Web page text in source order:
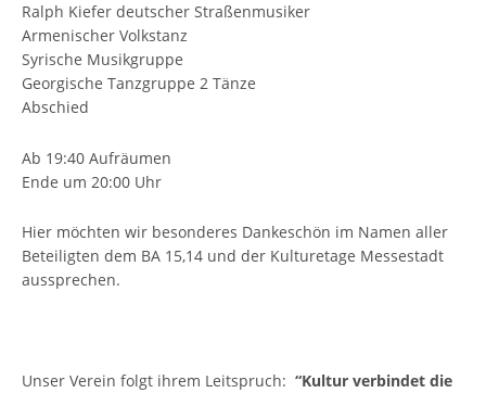
Ralph Kiefer deutscher Straßenmusiker
Armenischer Volkstanz
Syrische Musikgruppe
Georgische Tanzgruppe 2 Tänze
Abschied
Ab 19:40 Aufräumen
Ende um 20:00 Uhr
Hier möchten wir besonderes Dankeschön im Namen aller
Beteiligten dem BA 15,14 und der Kulturetage Messestadt
aussprechen.
Unser Verein folgt ihrem Leitspruch: “Kultur verbindet die